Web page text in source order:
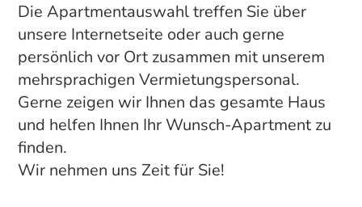
Die Apartmentauswahl treffen Sie über
unsere Internetseite oder auch gerne
persönlich vor Ort zusammen mit unserem
mehrsprachigen Vermietungspersonal.
Gerne zeigen wir Ihnen das gesamte Haus
und helfen Ihnen Ihr Wunsch-Apartment zu
finden.
Wir nehmen uns Zeit für Sie!